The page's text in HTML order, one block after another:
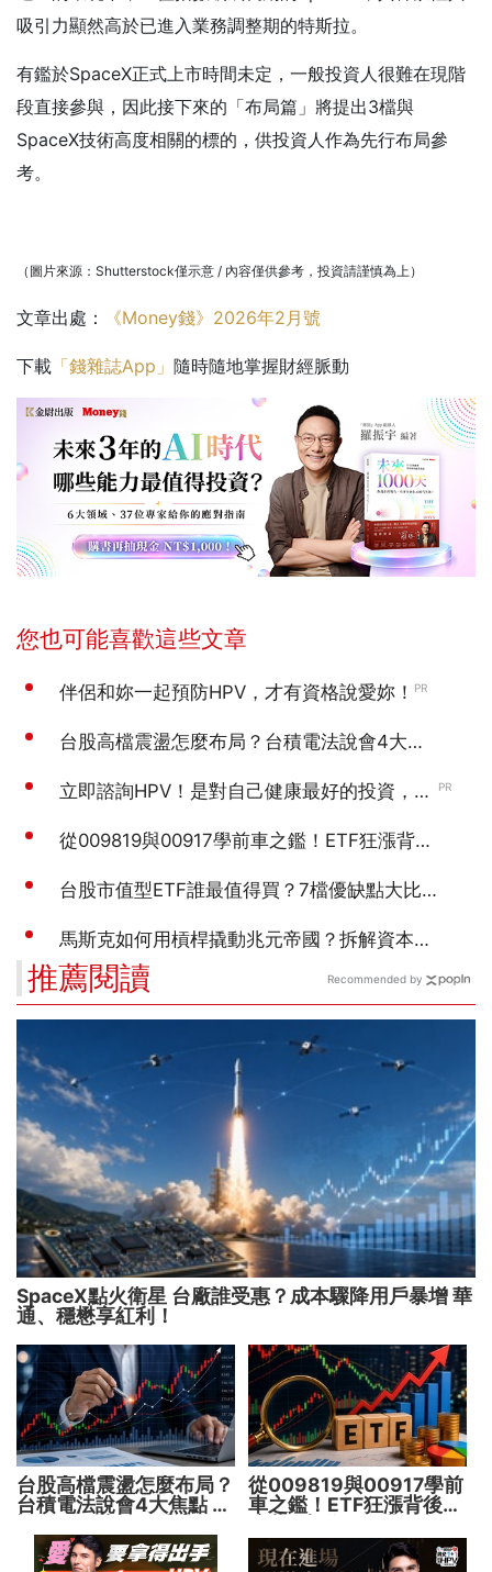
吸引力顯然高於已進入業務調整期的特斯拉。
有鑑於SpaceX正式上市時間未定，一般投資人很難在現階
段直接參與，因此接下來的「布局篇」將提出3檔與
SpaceX技術高度相關的標的，供投資人作為先行布局參
考。
（圖片來源：Shutterstock僅示意 / 內容僅供參考，投資請謹慎為上）
文章出處： 《Money錢》2026年2月號
下載 「錢雜誌App」 隨時隨地掌握財經脈動
推薦閱讀
SpaceX點火衛星 台廠誰受惠？成本驟降用戶暴增 華
通、穩懋享紅利！
台股高檔震盪怎麼布局？
台積電法說會4大焦點 AI
從009819與00917學前
車之鑑！ETF狂漲背後
Recommended by